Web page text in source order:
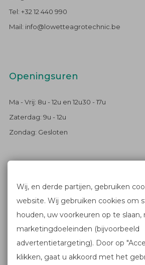
Tel: +32 12 440 990
Mail: info@lowetteagrotechnic.be
Openingsuren
Ma - Vrij: 8u - 12u en 12u30 - 17u
Zaterdag: 9u - 12u
Zondag: Gesloten
Blijf op de hoogte
FACEBOOK
Links
Wij, en derde partijen, gebruiken
website. Wij gebruiken cookies om
houden, uw voorkeuren op te slaan,
marketingdoeleinden (bijvoorbeeld
advertentietargeting). Door op
klikken, gaat u akkoord met het